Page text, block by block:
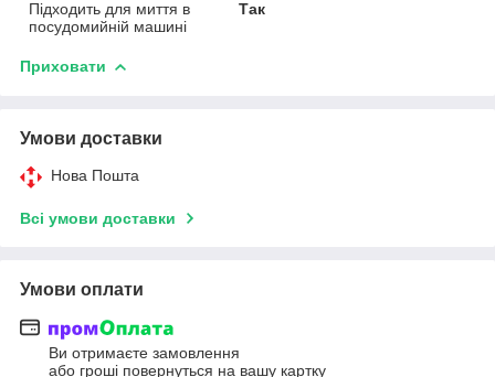
Підходить для миття в
посудомийній машині
Так
Приховати
Умови доставки
Нова Пошта
Всі умови доставки
Умови оплати
Ви отримаєте замовлення
або гроші повернуться на вашу картку